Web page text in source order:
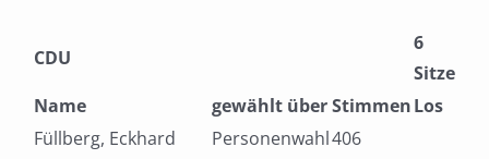
CDU
6
Sitze
Name
gewählt überStimmenLos
Füllberg, Eckhard
Personenwahl406